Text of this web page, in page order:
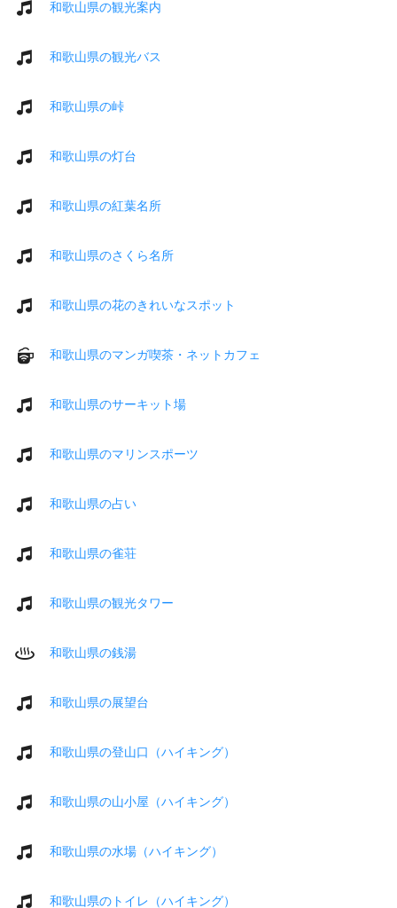
和歌山県の観光案内
和歌山県の観光バス
和歌山県の峠
和歌山県の灯台
和歌山県の紅葉名所
和歌山県のさくら名所
和歌山県の花のきれいなスポット
和歌山県のマンガ喫茶・ネットカフェ
和歌山県のサーキット場
和歌山県のマリンスポーツ
和歌山県の占い
和歌山県の雀荘
和歌山県の観光タワー
和歌山県の銭湯
和歌山県の展望台
和歌山県の登山口（ハイキング）
和歌山県の山小屋（ハイキング）
和歌山県の水場（ハイキング）
和歌山県のトイレ（ハイキング）